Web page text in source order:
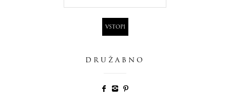
DRUŽABNO